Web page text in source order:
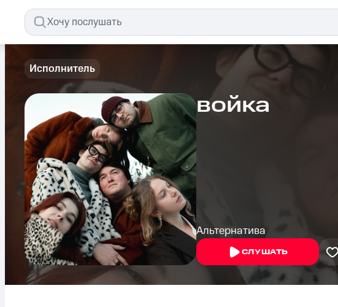
Исполнитель
войка
Альтернатива
СЛУШАТЬ